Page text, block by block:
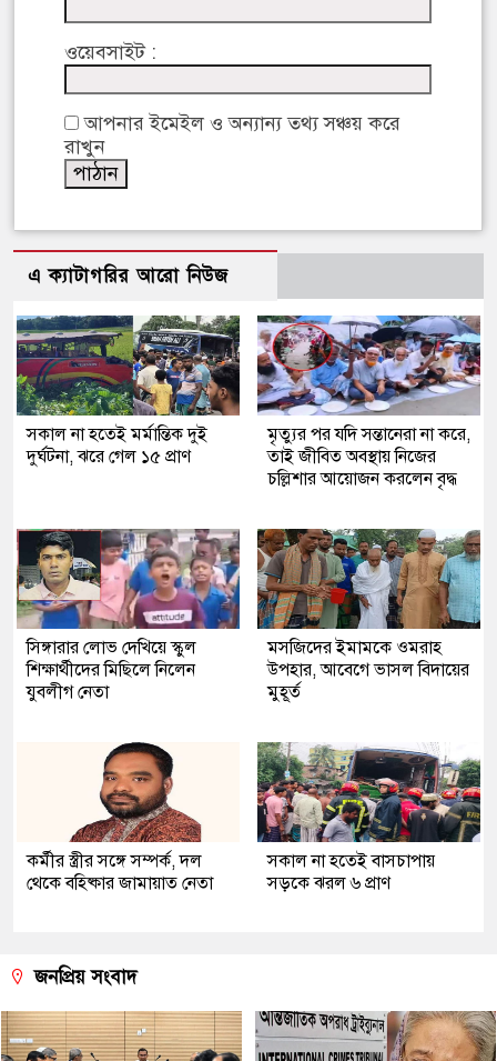
ওয়েবসাইট :
আপনার ইমেইল ও অন্যান্য তথ্য সঞ্চয় করে
রাখুন
এ ক্যাটাগরির আরো নিউজ
সকাল না হতেই মর্মান্তিক দুই
দুর্ঘটনা, ঝরে গেল ১৫ প্রাণ
মৃত্যুর পর যদি সন্তানেরা না করে,
তাই জীবিত অবস্থায় নিজের
চল্লিশার আয়োজন করলেন বৃদ্ধ
সিঙ্গারার লোভ দেখিয়ে স্কুল
শিক্ষার্থীদের মিছিলে নিলেন
যুবলীগ নেতা
মসজিদের ইমামকে ওমরাহ
উপহার, আবেগে ভাসল বিদায়ের
মুহূর্ত
কর্মীর স্ত্রীর সঙ্গে সম্পর্ক, দল
থেকে বহিষ্কার জামায়াত নেতা
সকাল না হতেই বাসচাপায়
সড়কে ঝরল ৬ প্রাণ
জনপ্রিয় সংবাদ